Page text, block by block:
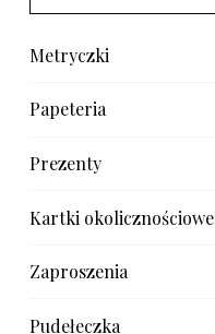
Metryczki
Papeteria
Prezenty
Kartki okolicznościowe
Zaproszenia
Pudełeczka